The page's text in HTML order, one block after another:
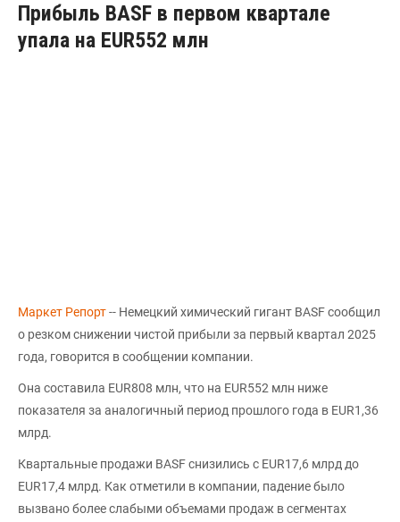
Прибыль BASF в первом квартале
упала на EUR552 млн
Маркет Репорт-- Немецкий химический гигант BASF сообщил
о резком снижении чистой прибыли за первый квартал 2025
года, говорится в сообщении компании.
Она составила EUR808 млн, что на EUR552 млн ниже
показателя за аналогичный период прошлого года в EUR1,36
млрд.
Квартальные продажи BASF снизились с EUR17,6 млрд до
EUR17,4 млрд. Как отметили в компании, падение было
вызвано более слабыми объемами продаж в сегментах